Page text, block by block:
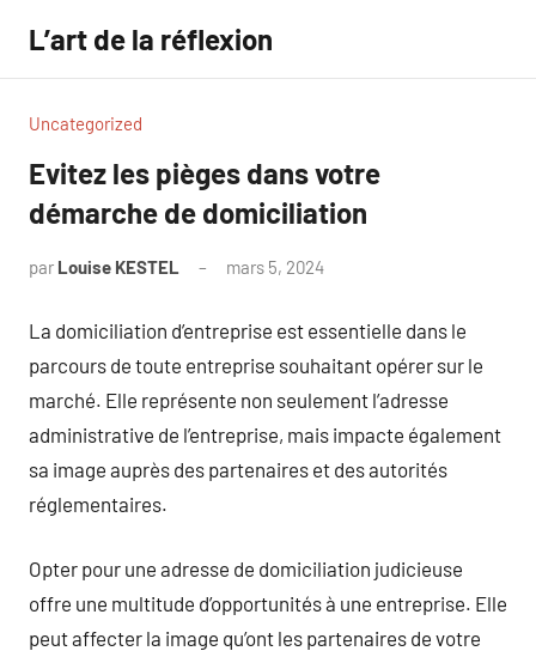
contenu
L’art de la réflexion
Uncategorized
Evitez les pièges dans votre
démarche de domiciliation
par Louise KESTEL mars 5, 2024
La domiciliation d’entreprise est essentielle dans le
parcours de toute entreprise souhaitant opérer sur le
marché. Elle représente non seulement l’adresse
administrative de l’entreprise, mais impacte également
sa image auprès des partenaires et des autorités
réglementaires.
Opter pour une adresse de domiciliation judicieuse
offre une multitude d’opportunités à une entreprise. Elle
peut affecter la image qu’ont les partenaires de votre